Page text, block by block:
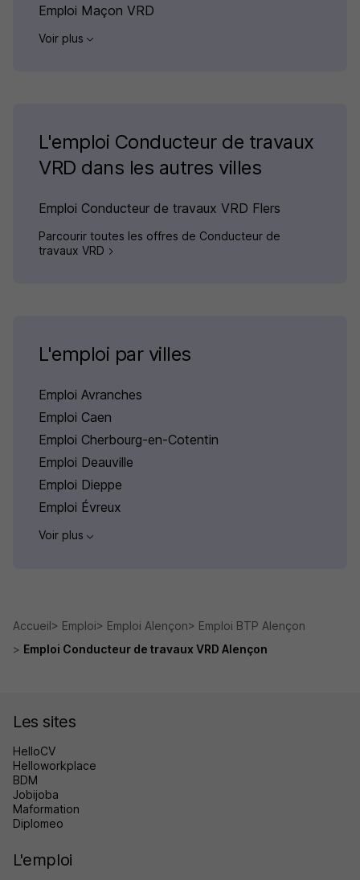
Emploi Maçon VRD
Voir plus
L'emploi Conducteur de travaux
VRD dans les autres villes
Emploi Conducteur de travaux VRD Flers
Parcourir toutes les offres de Conducteur de
travaux VRD
L'emploi par villes
Emploi Avranches
Emploi Caen
Emploi Cherbourg-en-Cotentin
Emploi Deauville
Emploi Dieppe
Emploi Évreux
Voir plus
Accueil Emploi Emploi Alençon
Emploi BTP Alençon
Emploi Conducteur de travaux VRD Alençon
Les sites
HelloCV
Helloworkplace
BDM
Jobijoba
Maformation
Diplomeo
L'emploi